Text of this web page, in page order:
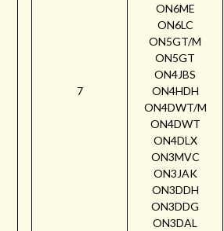
7
ON6ME
ON6LC
ON5GT/M
ON5GT
ON4JBS
ON4HDH
ON4DWT/M
ON4DWT
ON4DLX
ON3MVC
ON3JAK
ON3DDH
ON3DDG
ON3DAL